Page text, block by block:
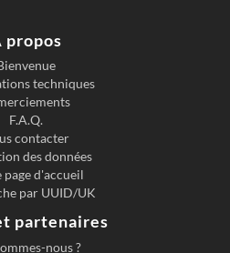
propos
techniques
F.A.Q.
contacter
des données
page d'accueil
par UUID/UK
partenaires
nous ?